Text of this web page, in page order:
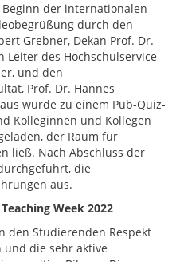
der internationalen
durch den
Grebner, Dekan Prof. Dr.
Leiter des Hochschulservice
und den
Prof. Dr. Hannes
wurde zu einem Pub-Quiz-
Kolleginnen und Kollegen
der Raum für
ließ. Nach Abschluss der
die
aus.
Week 2022
den Studierenden Respekt
die sehr aktive